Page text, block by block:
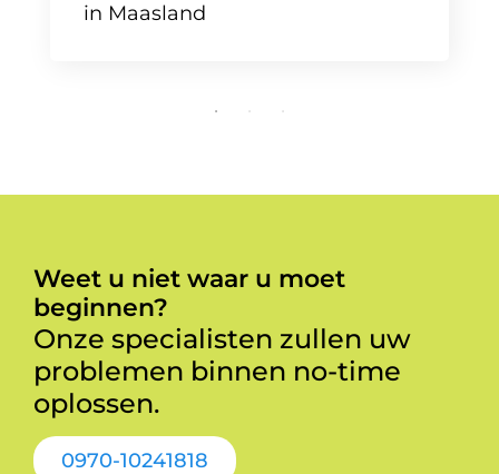
in Maasland
Weet u niet waar u moet
beginnen?
Onze specialisten zullen uw
problemen binnen no-time
oplossen.
0970-10241818